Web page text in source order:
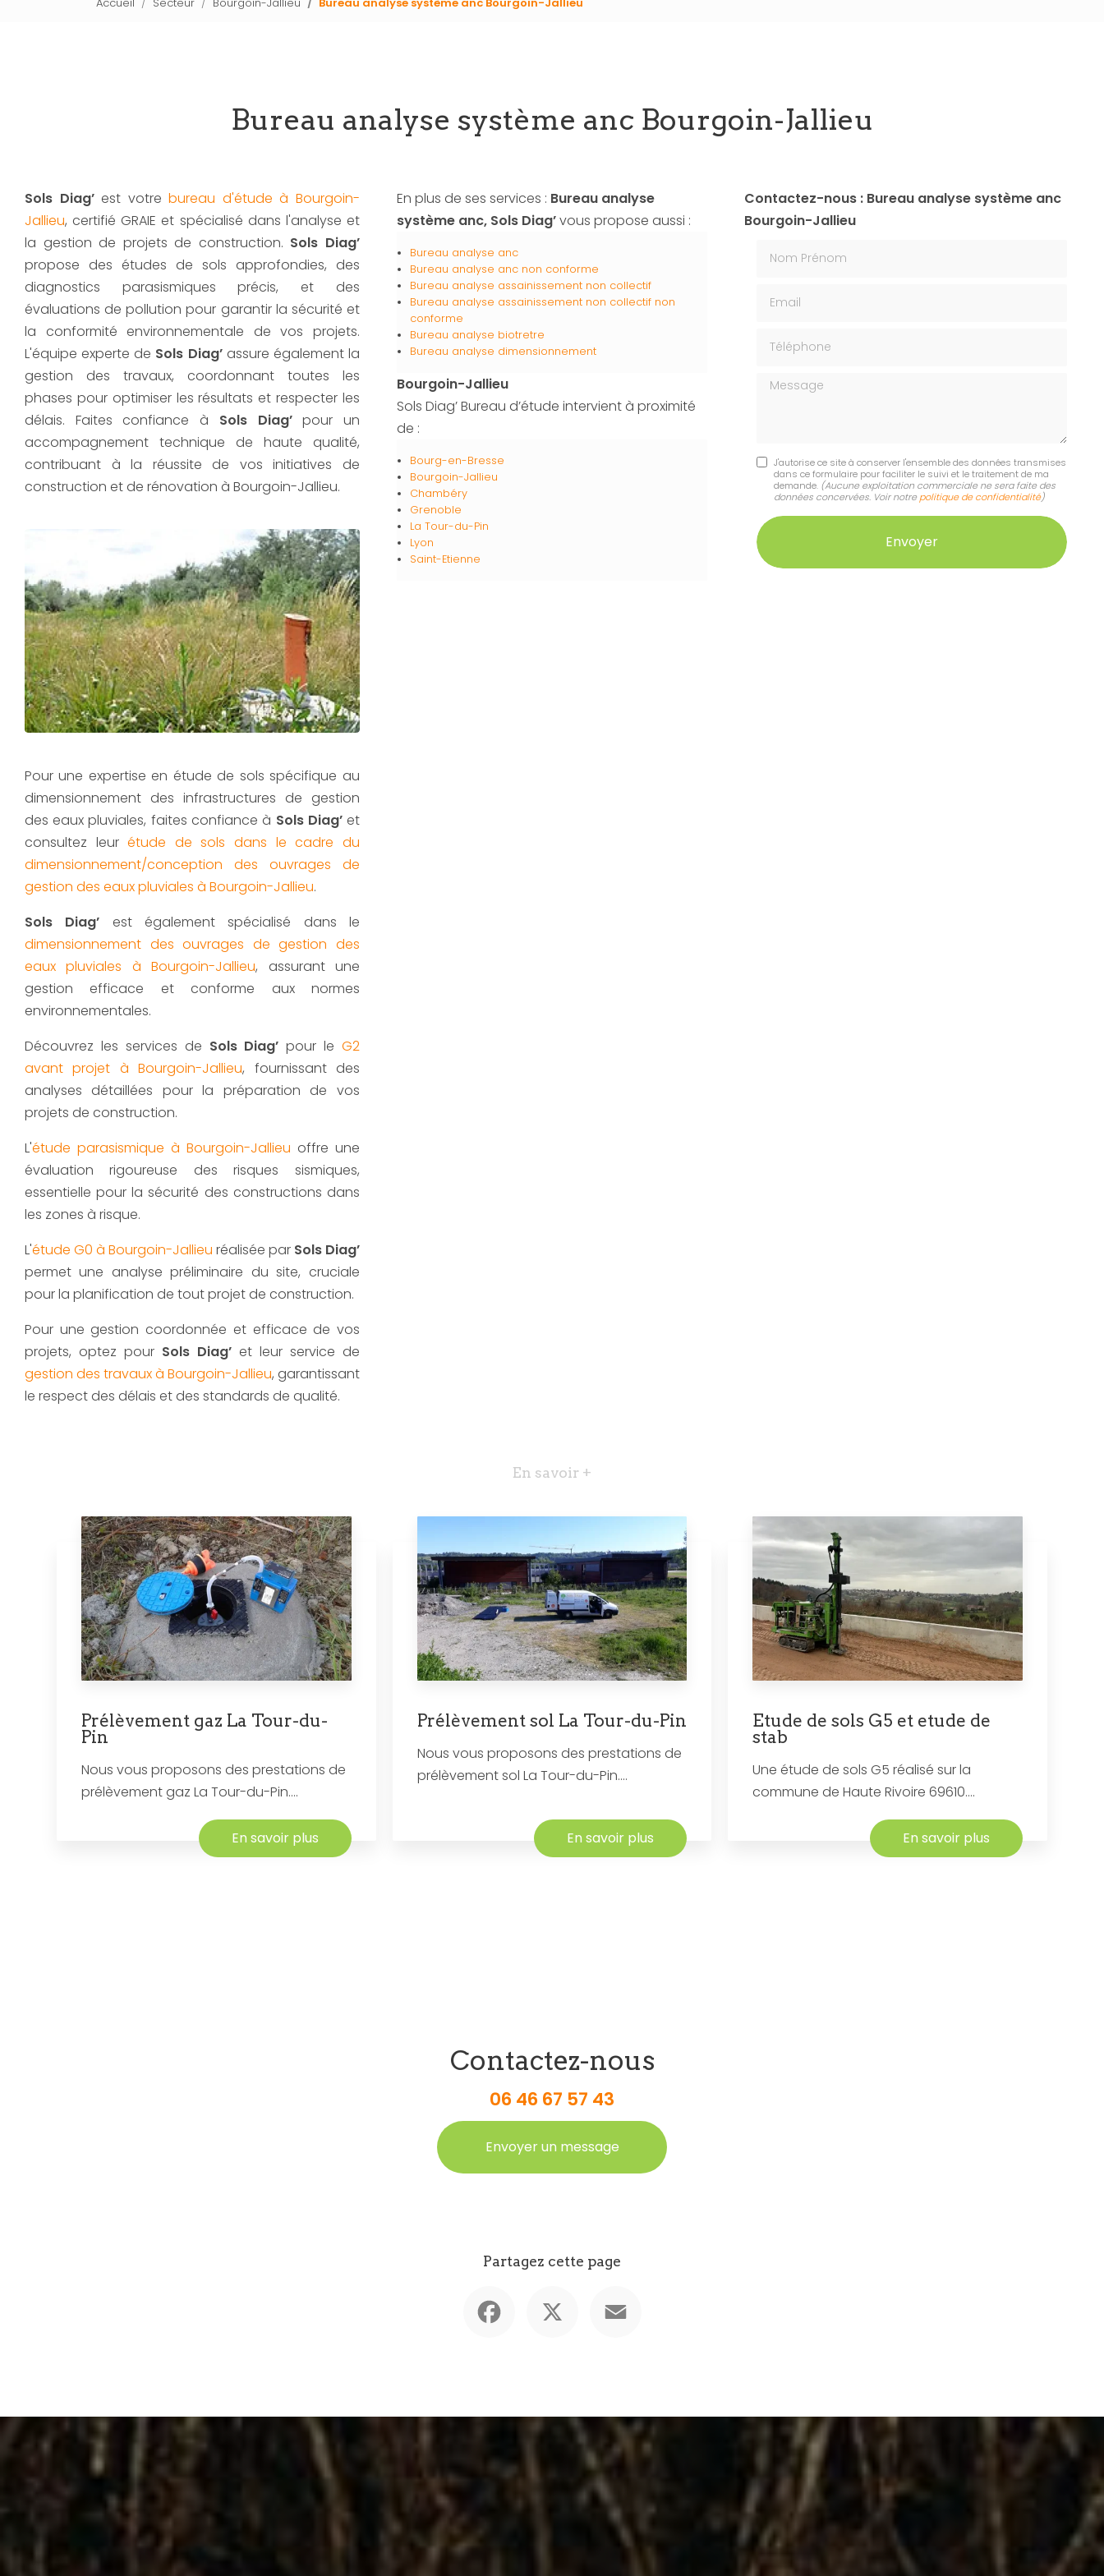
Bureau analyse système anc Bourgoin-Jallieu
Sols Diag’est votrebureau d'étude à Bourgoin-
Jallieu, certifié GRAIE et spécialisé dans l'analyse et
la gestion de projets de construction. Sols Diag’
propose des études de sols approfondies, des
diagnostics parasismiques précis, et des
évaluations de pollution pour garantir la sécurité et
la conformité environnementale de vos projets.
L'équipe experte de Sols Diag’assure également la
gestion des travaux, coordonnant toutes les
phases pour optimiser les résultats et respecter les
délais. Faites confiance à Sols Diag’pour un
accompagnement technique de haute qualité,
contribuant à la réussite de vos initiatives de
construction et de rénovation à Bourgoin-Jallieu.
Pour une expertise en étude de sols spécifique au
dimensionnement des infrastructures de gestion
des eaux pluviales, faites confiance à Sols Diag’et
consultez leurétude de sols dans le cadre du
dimensionnement/conception des ouvrages de
gestion des eaux pluviales à Bourgoin-Jallieu.
Sols Diag’ est également spécialisé dans le
dimensionnement des ouvrages de gestion des
eaux pluviales à Bourgoin-Jallieu, assurant une
gestion efficace et conforme aux normes
environnementales.
Découvrez les services de Sols Diag’ pour le G2
avant projet à Bourgoin-Jallieu, fournissant des
analyses détaillées pour la préparation de vos
projets de construction.
L'étude parasismique à Bourgoin-Jallieu offre une
évaluation rigoureuse des risques sismiques,
essentielle pour la sécurité des constructions dans
les zones à risque.
L'étude G0 à Bourgoin-Jallieu réalisée par Sols Diag’
permet une analyse préliminaire du site, cruciale
pour la planification de tout projet de construction.
Pour une gestion coordonnée et efficace de vos
projets, optez pour Sols Diag’ et leur service de
gestion des travaux à Bourgoin-Jallieu, garantissant
le respect des délais et des standards de qualité.
En plus de ses services : Bureau analyse
système anc, Sols Diag’vous propose aussi :
Bureau analyse anc
Bureau analyse anc non conforme
Bureau analyse assainissement non collectif
Bureau analyse assainissement non collectif non
conforme
Bureau analyse biotretre
Bureau analyse dimensionnement
Bourgoin-Jallieu
Sols Diag’ Bureau d’étude intervient à proximité
de :
Bourg-en-Bresse
Bourgoin-Jallieu
Chambéry
Grenoble
La Tour-du-Pin
Lyon
Saint-Etienne
Contactez-nous : Bureau analyse système anc
Bourgoin-Jallieu
Nom Prénom
Email
Téléphone
Message
J'autorise ce site à conserver l'ensemble des données transmises
dans ce formulaire pour faciliter le suivi et le traitement de ma
demande. (Aucune exploitation commerciale ne sera faite des
données concervées. Voir notre politique de confidentialité)
En savoir +
Prélèvement gaz La Tour-du-
Pin
Nous vous proposons des prestations de
prélèvement gaz La Tour-du-Pin....
En savoir plus
Prélèvement sol La Tour-du-Pin
Nous vous proposons des prestations de
prélèvement sol La Tour-du-Pin....
En savoir plus
Etude de sols G5 et etude de
stab
Une étude de sols G5 réalisé sur la
commune de Haute Rivoire 69610....
En savoir plus
Contactez-nous
06 46 67 57 43
Envoyer un message
Partagez cette page